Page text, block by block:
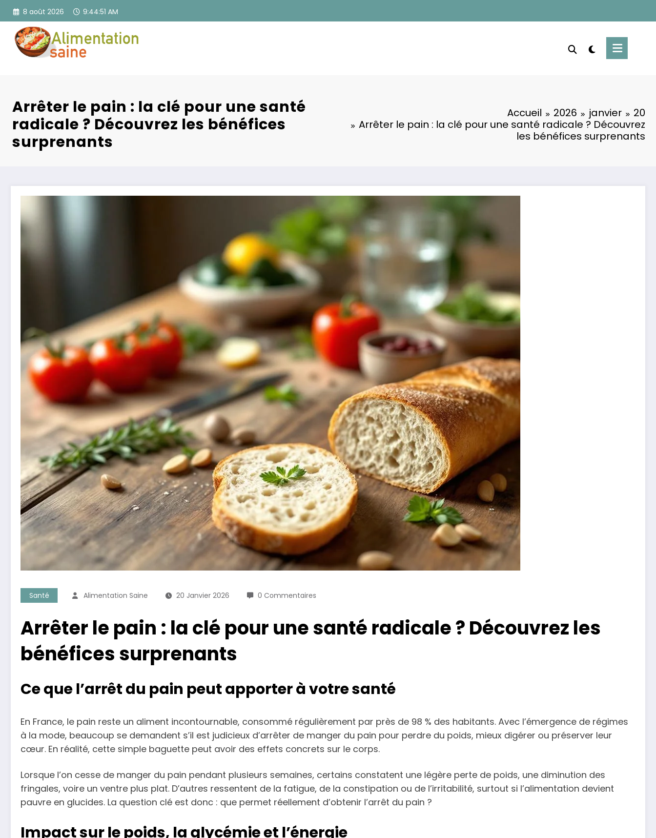
Aller
contenu
8 août 2026 9:44:52 AM
Arrêter le pain : la clé pour une santé
radicale ? Découvrez les bénéfices
surprenants
Accueil 2026 janvier
20
Arrêter le pain : la clé pour une santé radicale ? Découvrez
les bénéfices surprenants
Santé Alimentation Saine 20 Janvier 2026 0 Commentaires
Arrêter le pain : la clé pour une santé radicale ? Découvrez les
bénéfices surprenants
Ce que l’arrêt du pain peut apporter à votre santé
En France, le pain reste un aliment incontournable, consommé régulièrement par près de 98 % des habitants. Avec l’émergence de régimes
à la mode, beaucoup se demandent s’il est judicieux d’arrêter de manger du pain pour perdre du poids, mieux digérer ou préserver leur
cœur. En réalité, cette simple baguette peut avoir des effets concrets sur le corps.
Lorsque l’on cesse de manger du pain pendant plusieurs semaines, certains constatent une légère perte de poids, une diminution des
fringales, voire un ventre plus plat. D’autres ressentent de la fatigue, de la constipation ou de l’irritabilité, surtout si l’alimentation devient
pauvre en glucides. La question clé est donc : que permet réellement d’obtenir l’arrêt du pain ?
Impact sur le poids, la glycémie et l’énergie